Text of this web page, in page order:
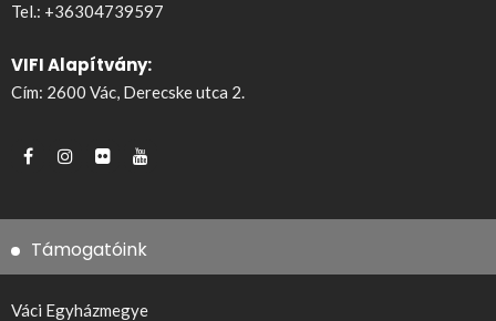
Tel.: +36304739597
VIFI Alapítvány:
Cím: 2600 Vác, Derecske utca 2.
Támogatóink
Váci Egyházmegye